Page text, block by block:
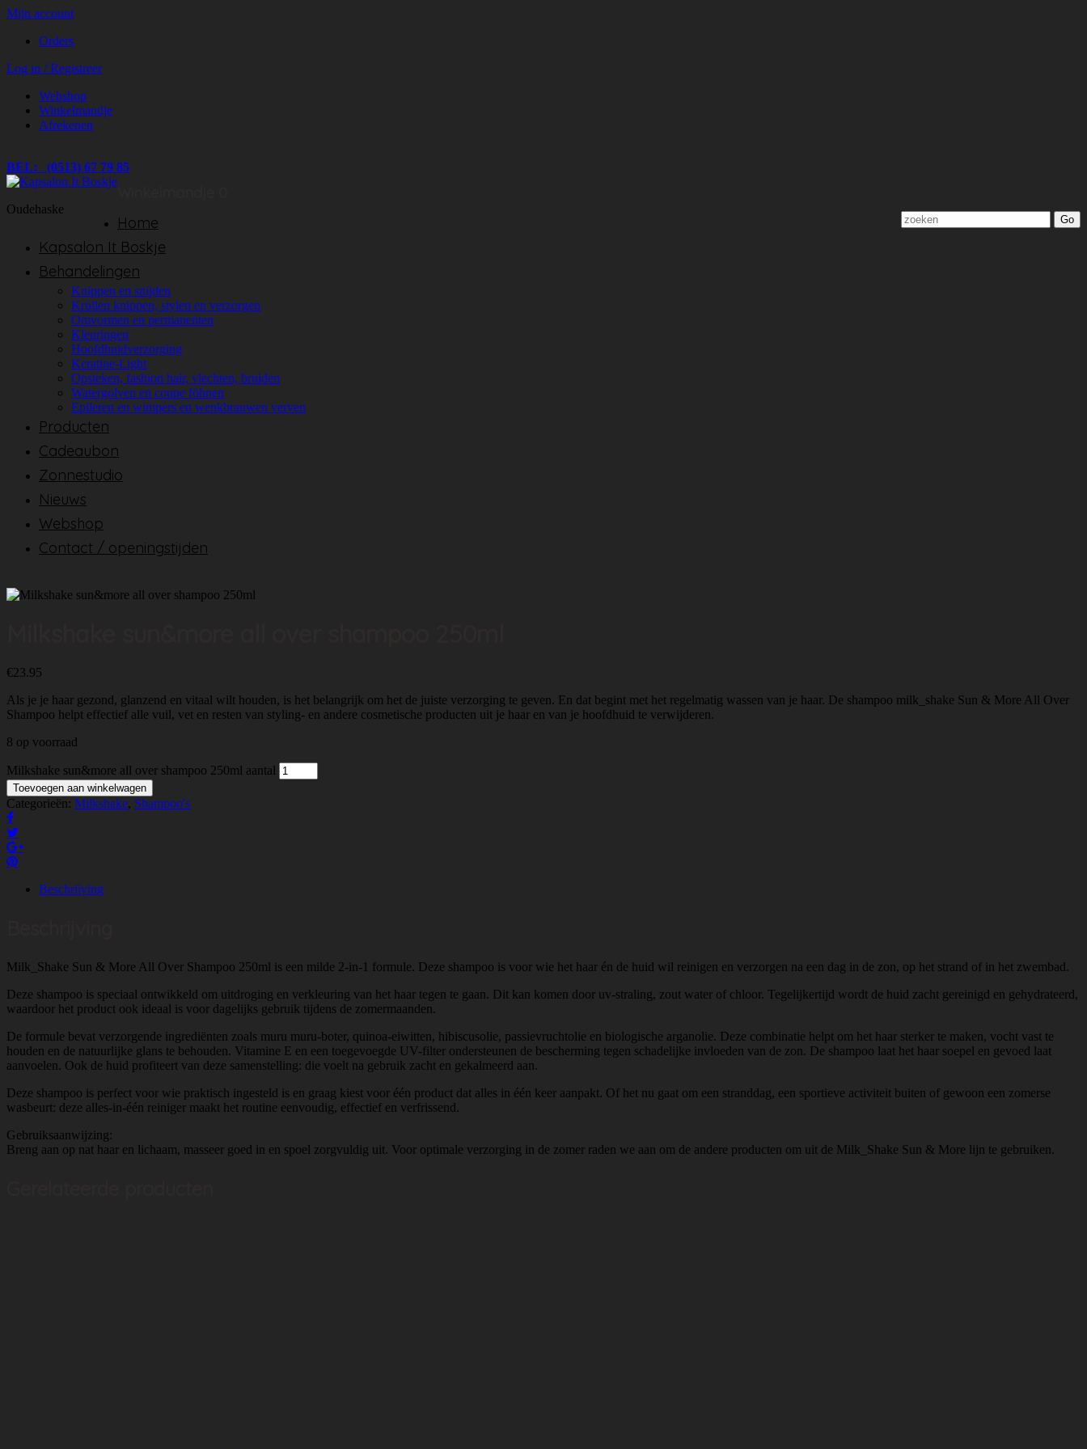
Mijn account
Orders
Log in / Registreer
Webshop
Winkelmandje
Afrekenen
BEL: (0513) 67 79 85
Oudehaske
Home
Kapsalon It Boskje
Behandelingen
Knippen en snijden
Krullen knippen, stylen en verzorgen
Omvormen en permanenten
Kleuringen
Hoofdhuidverzorging
Keratine-Light
Opsteken, fashion hair, vlechten, bruiden
Watergolven en coupe föhnen
Epileren en wimpers en wenkbrauwen verven
Producten
Cadeaubon
Zonnestudio
Nieuws
Webshop
Contact / openingstijden
€23.95
Als je je haar gezond, glanzend en vitaal wilt houden, is het belangrijk om het de juiste verzorging te geven. En dat begint met het regelmatig wassen van je haar. De shampoo milk_shake Sun & More All Over
Shampoo helpt effectief alle vuil, vet en resten van styling- en andere cosmetische producten uit je haar en van je hoofdhuid te verwijderen.
8 op voorraad
Milkshake sun&more all over shampoo 250ml aantal
Toevoegen aan winkelwagen
Categorieën: Milkshake, Shampoo's
Beschrijving
Milk_Shake Sun & More All Over Shampoo 250ml is een milde 2-in-1 formule. Deze shampoo is voor wie het haar én de huid wil reinigen en verzorgen na een dag in de zon, op het strand of in het zwembad.
Deze shampoo is speciaal ontwikkeld om uitdroging en verkleuring van het haar tegen te gaan. Dit kan komen door uv-straling, zout water of chloor. Tegelijkertijd wordt de huid zacht gereinigd en gehydrateerd,
waardoor het product ook ideaal is voor dagelijks gebruik tijdens de zomermaanden.
De formule bevat verzorgende ingrediënten zoals muru muru-boter, quinoa-eiwitten, hibiscusolie, passievruchtolie en biologische arganolie. Deze combinatie helpt om het haar sterker te maken, vocht vast te
houden en de natuurlijke glans te behouden. Vitamine E en een toegevoegde UV-filter ondersteunen de bescherming tegen schadelijke invloeden van de zon. De shampoo laat het haar soepel en gevoed laat
aanvoelen. Ook de huid profiteert van deze samenstelling: die voelt na gebruik zacht en gekalmeerd aan.
Deze shampoo is perfect voor wie praktisch ingesteld is en graag kiest voor één product dat alles in één keer aanpakt. Of het nu gaat om een stranddag, een sportieve activiteit buiten of gewoon een zomerse
wasbeurt: deze alles-in-één reiniger maakt het routine eenvoudig, effectief en verfrissend.
Gebruiksaanwijzing:
Breng aan op nat haar en lichaam, masseer goed in en spoel zorgvuldig uit. Voor optimale verzorging in de zomer raden we aan om de andere producten om uit de Milk_Shake Sun & More lijn te gebruiken.